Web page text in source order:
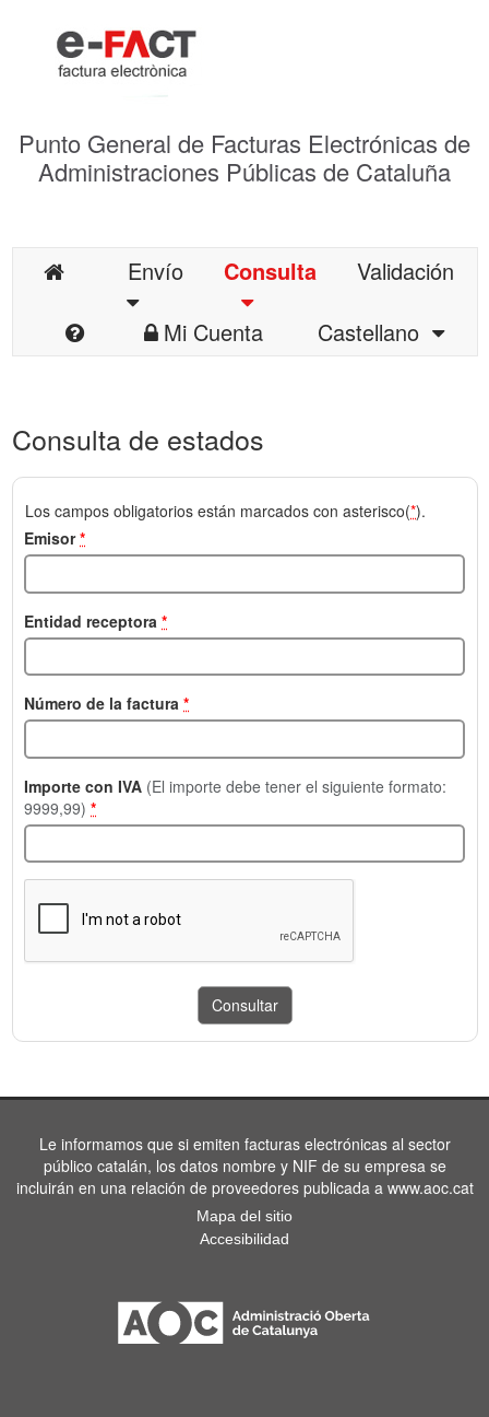
Punto General de Facturas Electrónicas de
Administraciones Públicas de Cataluña
Envío Consulta
Validación
Mi Cuenta
Castellano
Consulta de estados
Los campos obligatorios están marcados con asterisco(*).
Emisor*
Entidad receptora *
Número de la factura *
Importe con IVA (El importe debe tener el siguiente formato:
9999,99) *
Le informamos que si emiten facturas electrónicas al sector
público catalán, los datos nombre y NIF de su empresa se
incluirán en una relación de proveedores publicada a www.aoc.cat
Mapa del sitio
Accesibilidad